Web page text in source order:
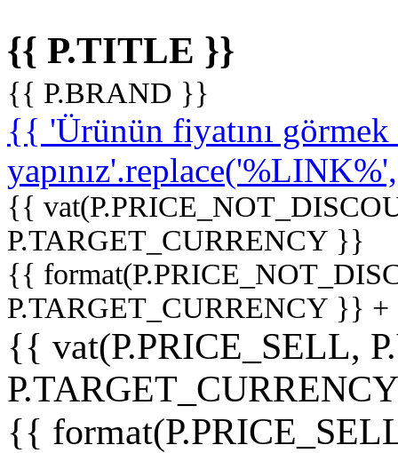
{{ P.TITLE }}
{{ P.BRAND }}
{{ 'Ürünün fiyatını
{{
P.TARGET_CURRENCY }}
{{
P.TARGET_CURRENCY }}
{{ vat(P.PRICE_SELL,
{{